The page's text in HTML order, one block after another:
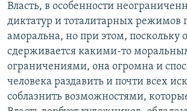
Власть, в особенности
диктатур и тоталитарных режимов
аморальна, но при этом, поскольку
сдерживается какими-то
ограничениями, она огромна и
человека раздавить и почти всех
соблазнить возможностями,